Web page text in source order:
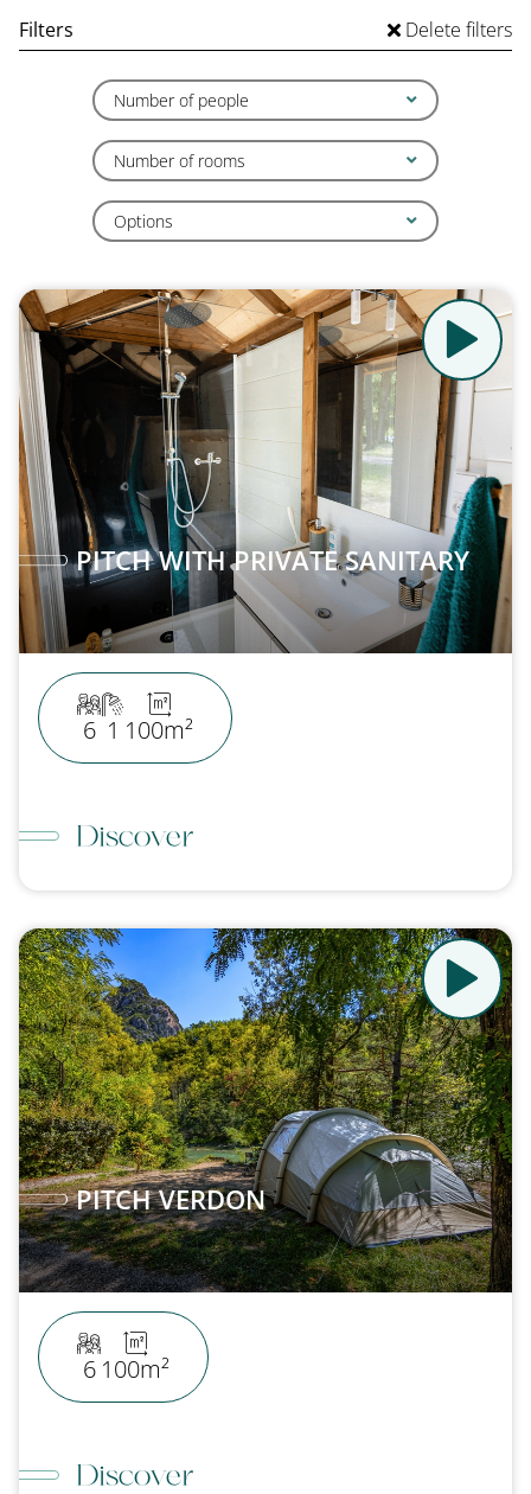
Filters Delete filters
Number of people
Number of rooms
Options
PITCH WITH PRIVATE SANITARY
6 1 100m²
Discover
PITCH VERDON
6 100m²
Discover